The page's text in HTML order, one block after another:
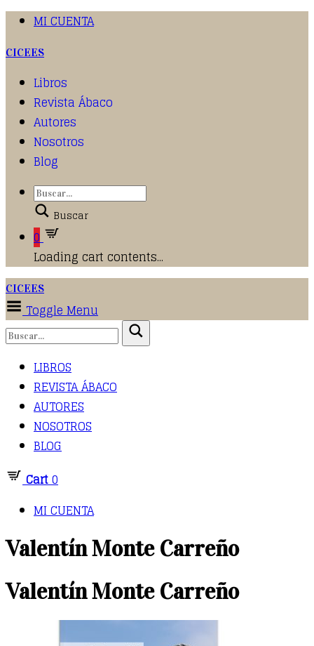
MI CUENTA
CICEES
Libros
Revista Ábaco
Autores
Nosotros
Blog
Buscar
0
Loading cart contents...
CICEES
Toggle Menu
LIBROS
REVISTA ÁBACO
AUTORES
NOSOTROS
BLOG
Cart0
MI CUENTA
Valentín Monte Carreño
Valentín Monte Carreño